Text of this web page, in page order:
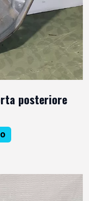
posteriore